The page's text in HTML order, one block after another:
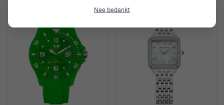
Nee bedankt